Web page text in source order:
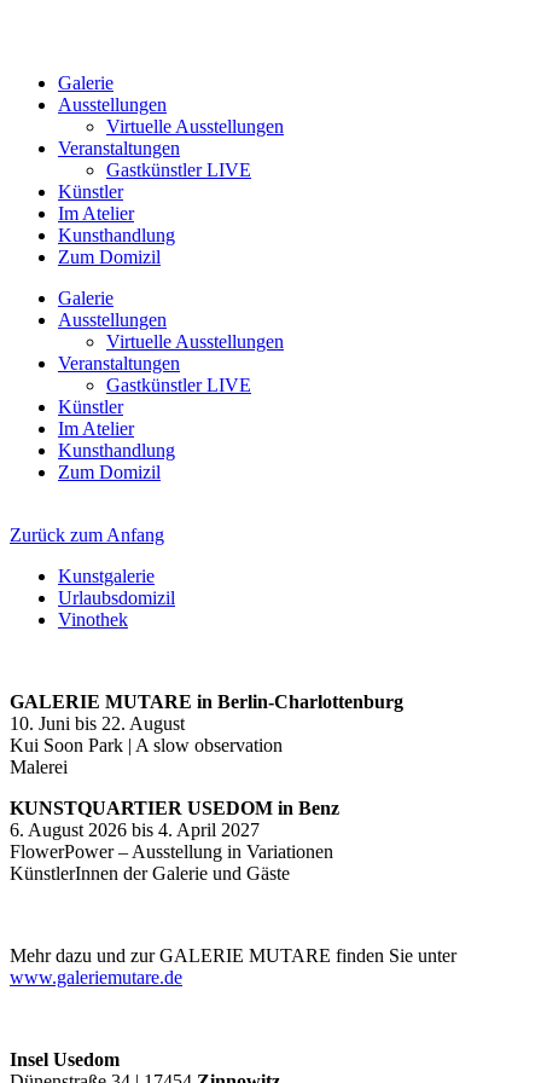
Galerie
Ausstellungen
Virtuelle Ausstellungen
Veranstaltungen
Gastkünstler LIVE
Künstler
Im Atelier
Kunsthandlung
Zum Domizil
Galerie
Ausstellungen
Virtuelle Ausstellungen
Veranstaltungen
Gastkünstler LIVE
Künstler
Im Atelier
Kunsthandlung
Zum Domizil
Zurück zum Anfang
Kunstgalerie
Urlaubsdomizil
Vinothek
GALERIE MUTARE in Berlin-Charlottenburg
10. Juni bis 22. August
Kui Soon Park | A slow observation
Malerei
KUNSTQUARTIER USEDOM in Benz
6. August 2026 bis 4. April 2027
FlowerPower – Ausstellung in Variationen
KünstlerInnen der Galerie und Gäste
Mehr dazu und zur GALERIE MUTARE finden Sie unter
www.galeriemutare.de
Insel Usedom